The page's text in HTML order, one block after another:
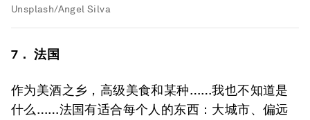
Unsplash/Angel Silva
7． 法国
作为美酒之乡，高级美食和某种……我也不知道是
什么……法国有适合每个人的东西：大城市、偏远